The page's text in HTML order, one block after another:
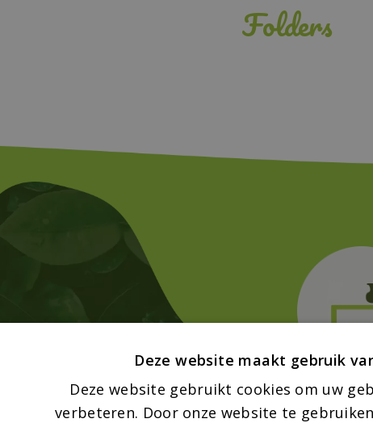
Folders
Deze website maakt gebruik
Deze website gebruikt cookies om uw
verbeteren. Door onze website te